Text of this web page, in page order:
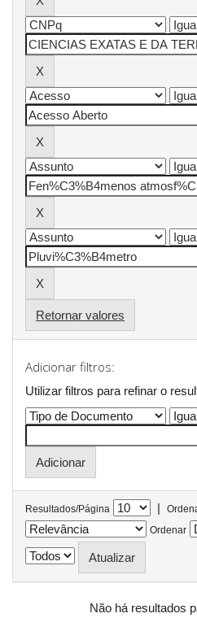
Retornar valores
Adicionar filtros:
Utilizar filtros para refinar o
Resultados/Página |
Ordenar
Não há resultados